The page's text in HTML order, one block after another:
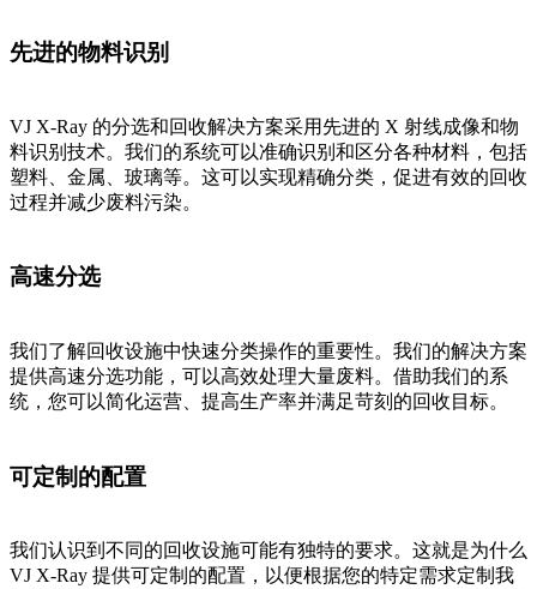
先进的物料识别
VJ X-Ray 的分选和回收解决方案采用先进的 X 射线成像和物
料识别技术。我们的系统可以准确识别和区分各种材料，包括
塑料、金属、玻璃等。这可以实现精确分类，促进有效的回收
过程并减少废料污染。
高速分选
我们了解回收设施中快速分类操作的重要性。我们的解决方案
提供高速分选功能，可以高效处理大量废料。借助我们的系
统，您可以简化运营、提高生产率并满足苛刻的回收目标。
可定制的配置
我们认识到不同的回收设施可能有独特的要求。这就是为什么
VJ X-Ray 提供可定制的配置，以便根据您的特定需求定制我